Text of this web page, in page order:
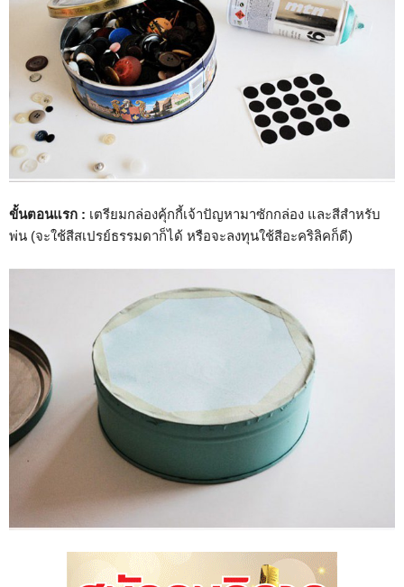
ขั้นตอนแรก : เตรียมกล่องคุ้กกี้เจ้าปัญหามาซักกล่อง และสีสำหรับ
พ่น (จะใช้สีสเปรย์ธรรมดาก็ได้ หรือจะลงทุนใช้สีอะคริลิคก็ดี)